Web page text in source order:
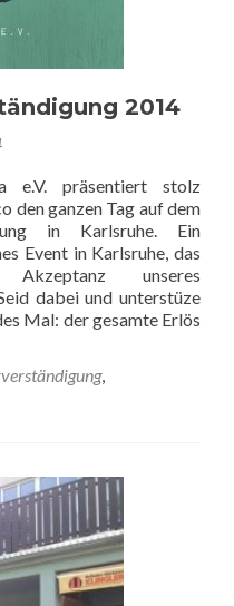
2014
e.V. präsentiert stolz
den ganzen Tag auf dem
in Karlsruhe. Ein
Event in Karlsruhe, das
unseres
dabei und unterstüze
Mal: der gesamte Erlös
,